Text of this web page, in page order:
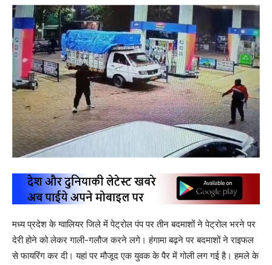
मध्य प्रदेश के ग्वालियर जिले में पेट्रोल पंप पर तीन बदमाशों ने पेट्रोल भरने पर
देरी होने को लेकर गाली-गलौज करने लगे। हंगामा बढ़ने पर बदमाशों ने राइफल
से फायरिंग कर दी। यहां पर मौजूद एक युवक के पैर में गोली लग गई है। हमले के